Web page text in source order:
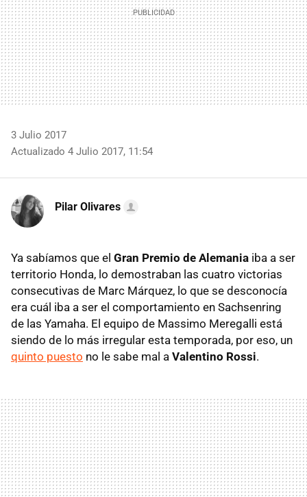
3 Julio 2017
Actualizado 4 Julio 2017, 11:54
Pilar Olivares
Ya sabíamos que el Gran Premio de Alemania iba a ser
territorio Honda, lo demostraban las cuatro victorias
consecutivas de Marc Márquez, lo que se desconocía
era cuál iba a ser el comportamiento en Sachsenring
de las Yamaha. El equipo de Massimo Meregalli está
siendo de lo más irregular esta temporada, por eso, un
quinto puesto no le sabe mal a Valentino Rossi.